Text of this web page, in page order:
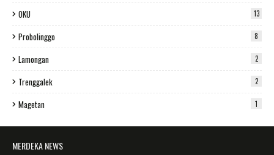
OKU 13
Probolinggo 8
Lamongan 2
Trenggalek 2
Magetan 1
MERDEKA NEWS